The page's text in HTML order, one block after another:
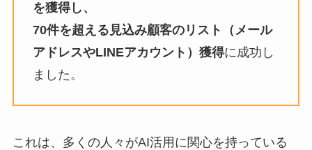
を獲得し、
70件を超える見込み顧客のリスト（メール
アドレスやLINEアカウント）獲得に成功し
ました。
これは、多くの人々がAI活用に関心を持っている